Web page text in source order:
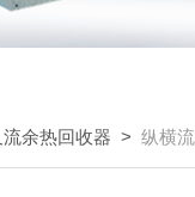
流余热回收器 > 纵横